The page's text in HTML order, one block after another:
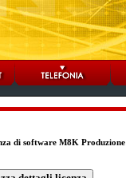
di software M8K Produzione